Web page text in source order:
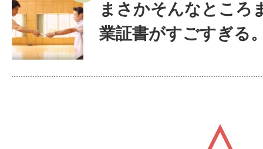
まさかそんなところ
業証書がすごすぎる